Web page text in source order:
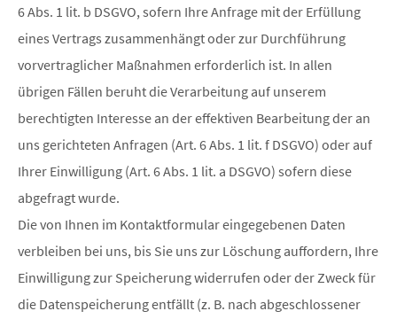
6 Abs. 1 lit. b DSGVO, sofern Ihre Anfrage mit der Erfüllung
eines Vertrags zusammenhängt oder zur Durchführung
vorvertraglicher Maßnahmen erforderlich ist. In allen
übrigen Fällen beruht die Verarbeitung auf unserem
berechtigten Interesse an der effektiven Bearbeitung der an
uns gerichteten Anfragen (Art. 6 Abs. 1 lit. f DSGVO) oder auf
Ihrer Einwilligung (Art. 6 Abs. 1 lit. a DSGVO) sofern diese
abgefragt wurde.
Die von Ihnen im Kontaktformular eingegebenen Daten
verbleiben bei uns, bis Sie uns zur Löschung auffordern, Ihre
Einwilligung zur Speicherung widerrufen oder der Zweck für
die Datenspeicherung entfällt (z. B. nach abgeschlossener